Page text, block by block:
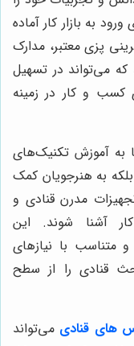
به بازار کار آماده
پزی معتبر، مدارک
که می‌تواند در تسهیل
کسب و کار در زمینه
به آموزش تکنیک‌های
به هنرجویان کمک
مدرن قنادی و
آشنا شوند. این
و متناسب با نیازهای
قنادی را از سطح
های قنادی می‌تواند